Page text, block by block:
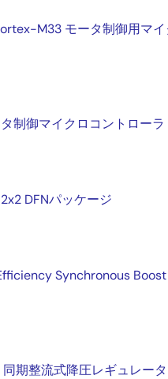
M33 モータ制御用マ
制御マイクロコントローラ
DFNパッケージ
Synchronous Boost
期整流式降圧レギュレータ